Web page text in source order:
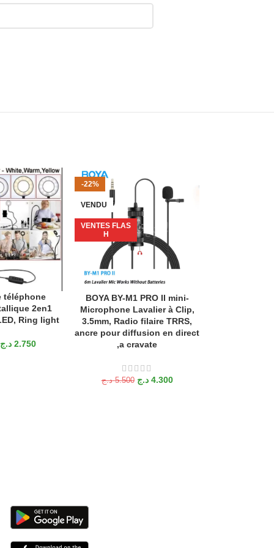
lampe de chevet, éclairage de sécurité
téléphone
2en1
Ring light
2.750 د.ج
-22%
VENDU
VENTES FLAS
H
LIRE LA SUITE
BOYA BY-M1 PRO II mini-
Microphone Lavalier à Clip,
3.5mm, Radio filaire TRRS,
ancre pour diffusion en direct
,a cravate
5.500 د.ج 4.300 د.ج